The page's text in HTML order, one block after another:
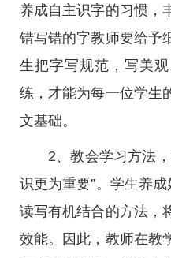
养成自主识字的习惯，
错写错的字教师要给予
生把字写规范，写美
练，才能为每一位学生
文基础。
2、教会学习方法
识更为重要”。学生养
读写有机结合的方法，
效能。因此，教师在教